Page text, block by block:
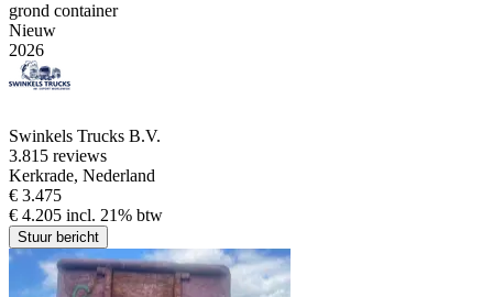
grond container
Nieuw
2026
Swinkels Trucks B.V.
3.815 reviews
Kerkrade, Nederland
€ 3.475
€ 4.205 incl. 21% btw
Stuur bericht